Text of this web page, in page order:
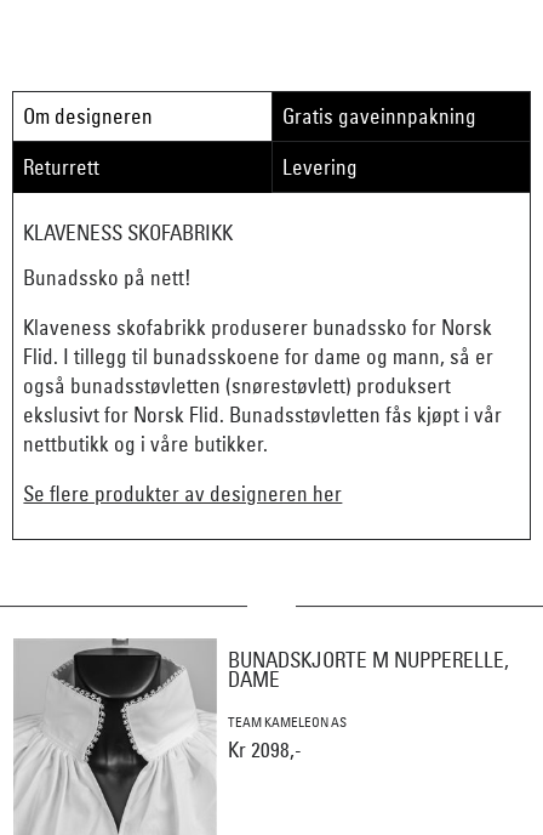
Om designeren
Gratis gaveinnpakning
Returrett
Levering
KLAVENESS SKOFABRIKK
Bunadssko på nett!
Klaveness skofabrikk produserer bunadssko for Norsk
Flid. I tillegg til bunadsskoene for dame og mann, så er
også bunadsstøvletten (snørestøvlett) produksert
ekslusivt for Norsk Flid. Bunadsstøvletten fås kjøpt i vår
nettbutikk og i våre butikker.
Se flere produkter av designeren her
BUNADSKJORTE M NUPPERELLE,
DAME
TEAM KAMELEON AS
Kr 2098,-